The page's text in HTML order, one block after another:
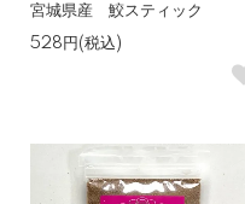
宮城県産 鮫スティック
528円(税込)